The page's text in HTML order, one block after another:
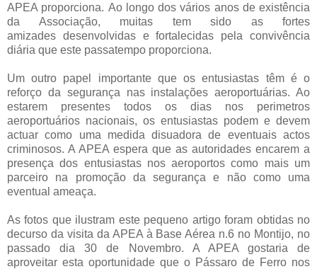
APEA proporciona. Ao longo dos vários anos de existência
da Associação, muitas tem sido as fortes
amizades desenvolvidas e fortalecidas pela convivência
diária que este passatempo proporciona.
Um outro papel importante que os entusiastas têm é o
reforço da segurança nas instalações aeroportuárias. Ao
estarem presentes todos os dias nos perimetros
aeroportuários nacionais, os entusiastas podem e devem
actuar como uma medida disuadora de eventuais actos
criminosos. A APEA espera que as autoridades encarem a
presença dos entusiastas nos aeroportos como mais um
parceiro na promoção da segurança e não como uma
eventual ameaça.
As fotos que ilustram este pequeno artigo foram obtidas no
decurso da visita da APEA à Base Aérea n.6 no Montijo, no
passado dia 30 de Novembro. A APEA gostaria de
aproveitar esta oportunidade que o Pássaro de Ferro nos